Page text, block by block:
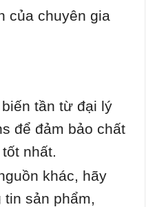
của chuyên gia
tần từ đại lý
để đảm bảo chất
nhất.
khác, hãy
tin sản phẩm,